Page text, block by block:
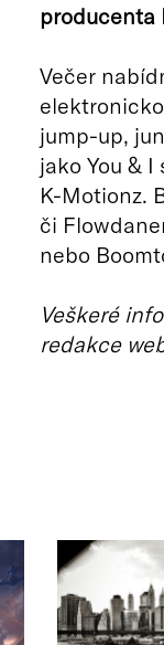
producenta
Večer
jump-up,
jako You &
K-Motionz.
či
nebo
Veškeré
redakce